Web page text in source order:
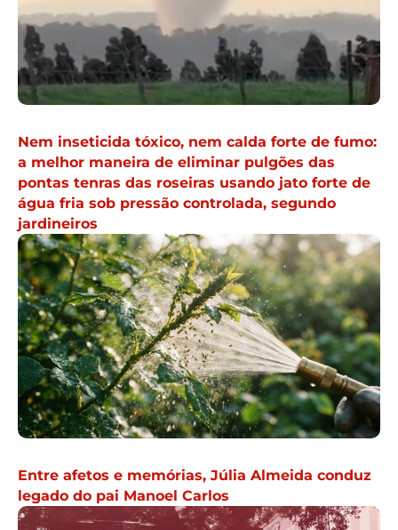
Nem inseticida tóxico, nem calda forte de fumo:
a melhor maneira de eliminar pulgões das
pontas tenras das roseiras usando jato forte de
água fria sob pressão controlada, segundo
jardineiros
Entre afetos e memórias, Júlia Almeida conduz
legado do pai Manoel Carlos